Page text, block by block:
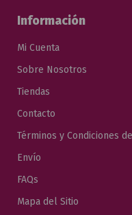
Información
Mi Cuenta
Sobre Nosotros
Tiendas
Contacto
Términos y Condiciones
Envío
FAQs
Mapa del Sitio